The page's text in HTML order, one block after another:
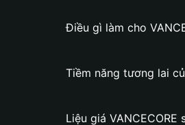
Điều gì làm cho
Tiềm năng tương lai
Liệu giá VANCECORE